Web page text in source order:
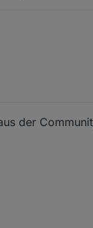
der